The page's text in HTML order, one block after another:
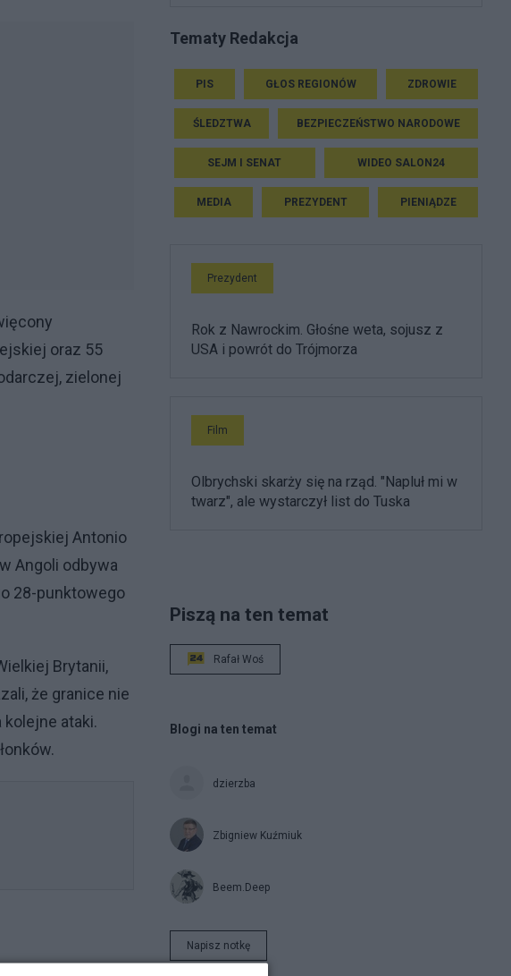
oraz 55
zielonej
Antonio
Angoli odbywa
28-punktowego
Brytanii,
że granice nie
kolejne ataki.
Tematy Redakcja
PIS GŁOS REGIONÓW ZDROWIE
ŚLEDZTWA BEZPIECZEŃSTWO NARODOWE
SEJM I SENAT WIDEO SALON24
MEDIA PREZYDENT PIENIĄDZE
Prezydent
Rok z Nawrockim. Głośne weta, sojusz z
USA i powrót do Trójmorza
Film
Olbrychski skarży się na rząd. "Napluł mi w
twarz", ale wystarczył list do Tuska
Piszą na ten temat
Rafał Woś
Blogi na ten temat
dzierzba
Zbigniew Kuźmiuk
Beem.Deep
Napisz notkę